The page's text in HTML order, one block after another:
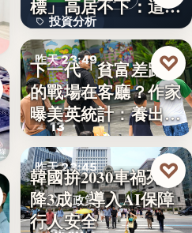
投資分析
4.63%
標」高居不下：這次
一殺…
昨天 23:49
親子教養
13
下一代「貧富差距」
的戰場在客廳？作家
曝美英統計：養出高
學…
♡
昨天 23:45
交通政策
韓國拚2030車禍死亡
降3成 導入AI保障
行人安全
♡